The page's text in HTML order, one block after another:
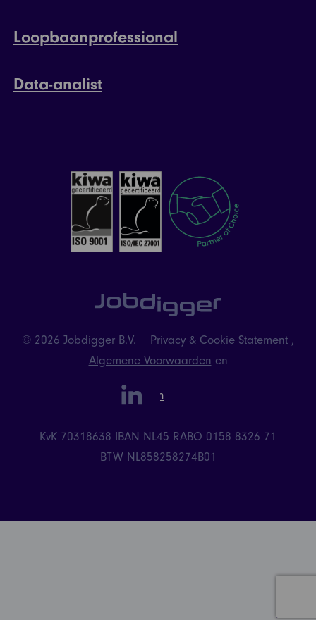
Loopbaanprofessional
Data-analist
© 2026 Jobdigger B.V. Privacy & Cookie Statement ,
Algemene Voorwaarden en
Instagram
KvK 70318638 IBAN NL45 RABO 0158 8326 71
BTW NL858258274B01